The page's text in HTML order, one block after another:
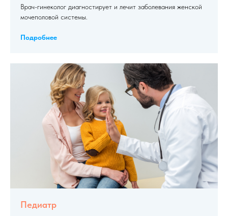
Врач-гинеколог диагностирует и лечит заболевания женской
мочеполовой системы.
Подробнее
Педиатр